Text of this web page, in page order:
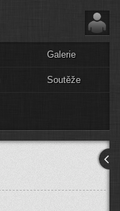
Galerie
Soutěže